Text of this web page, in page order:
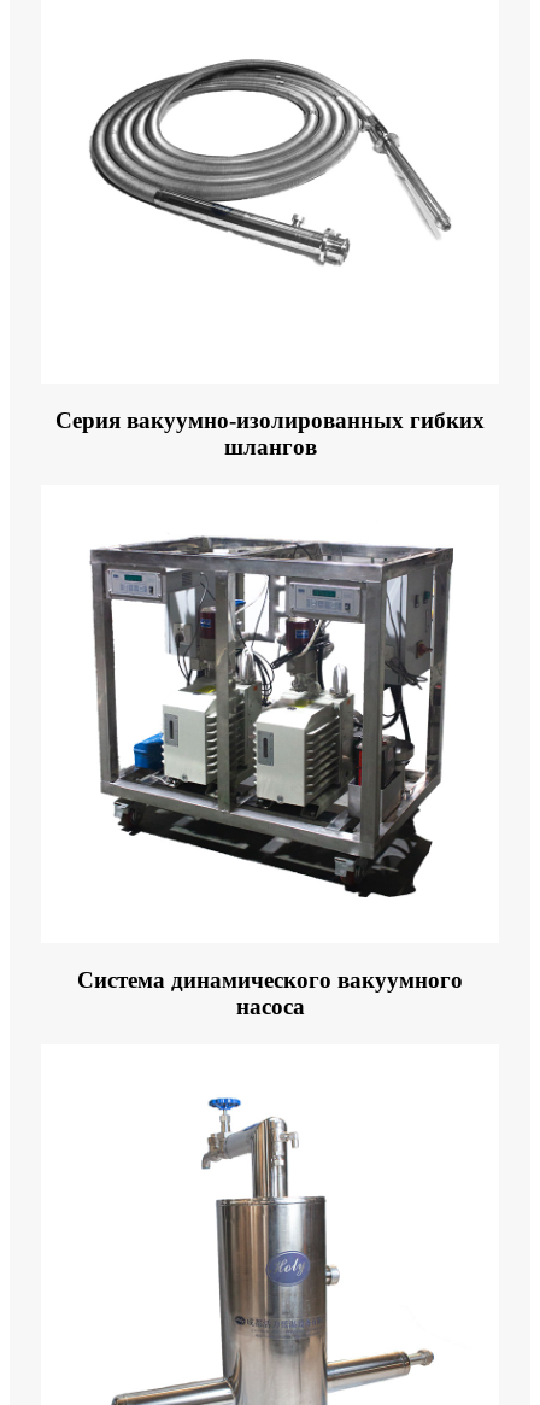
Серия вакуумно-изолированных гибких
шлангов
Система динамического вакуумного
насоса